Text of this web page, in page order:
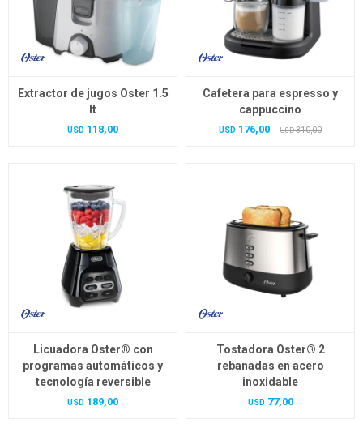
Extractor de jugos Oster 1.5
lt
USD 118,00
Cafetera para espresso y
cappuccino
USD 176,00 USD 310,00
Licuadora Oster® con
programas automáticos y
tecnología reversible
USD 189,00
Tostadora Oster® 2
rebanadas en acero
inoxidable
USD 77,00